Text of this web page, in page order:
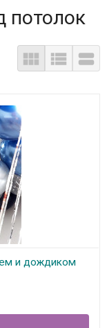
  
и дождиком